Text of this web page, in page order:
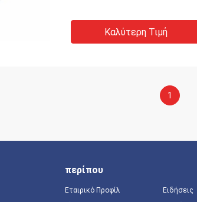
Καλύτερη Τιμή
1
περίπου
Εταιρικό Προφίλ
Ειδήσεις